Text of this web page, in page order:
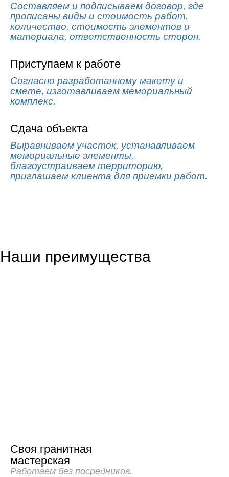
Составляем и подписываем договор, где
прописаны виды и стоимость работ,
количество, стоимость элементов и
материала, ответственность сторон.
Приступаем к работе
Согласно разработанному макету и
смете, изготавливаем мемориальный
комплекс.
Сдача объекта
Выравниваем участок, устанавливаем
мемориальные элементы,
благоустраиваем территорию,
приглашаем клиента для приемки работ.
Наши преимущества
Своя гранитная
мастерская
Работаем без посредников.